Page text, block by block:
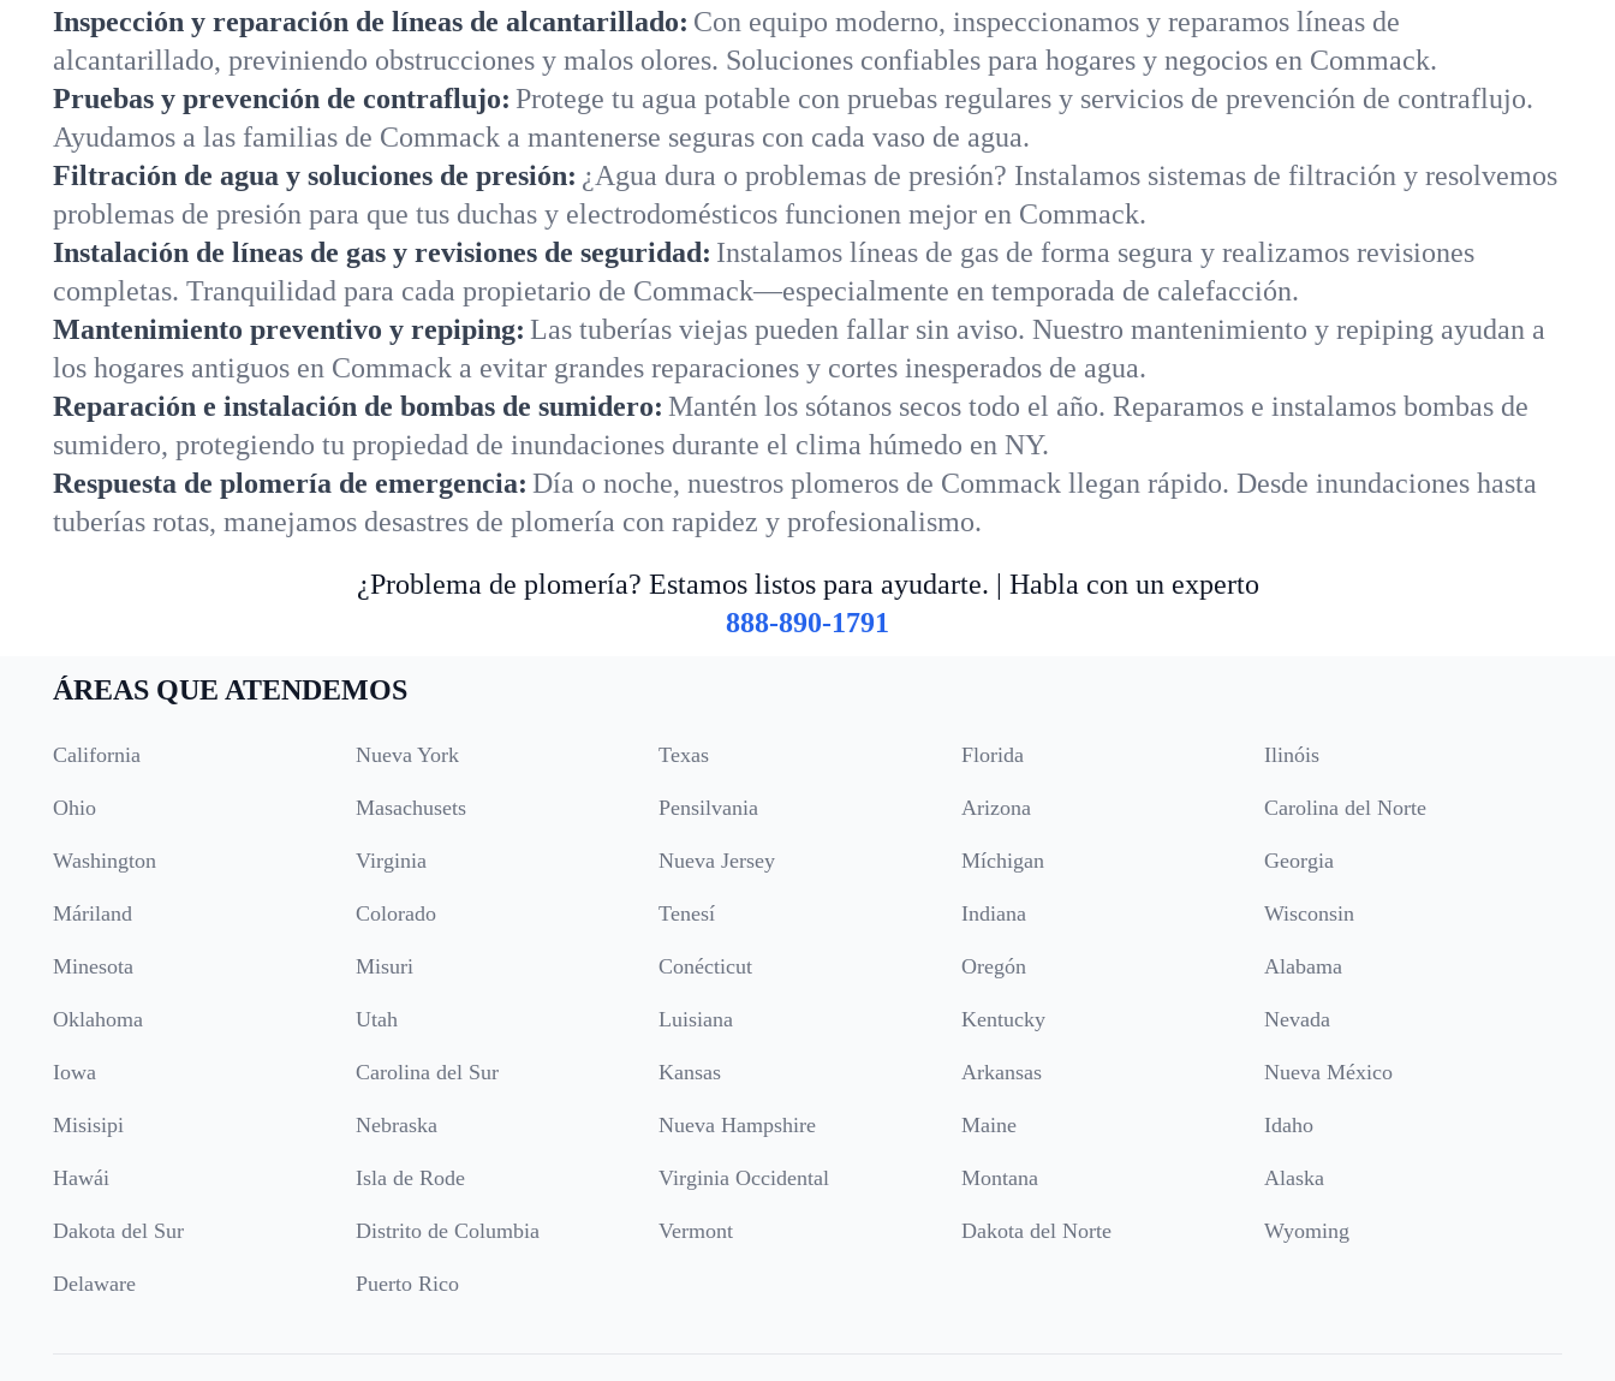
Inspección y reparación de líneas de alcantarillado: Con equipo moderno, inspeccionamos y reparamos líneas de
alcantarillado, previniendo obstrucciones y malos olores. Soluciones confiables para hogares y negocios en Commack.
Pruebas y prevención de contraflujo: Protege tu agua potable con pruebas regulares y servicios de prevención de contraflujo.
Ayudamos a las familias de Commack a mantenerse seguras con cada vaso de agua.
Filtración de agua y soluciones de presión: ¿Agua dura o problemas de presión? Instalamos sistemas de filtración y resolvemos
problemas de presión para que tus duchas y electrodomésticos funcionen mejor en Commack.
Instalación de líneas de gas y revisiones de seguridad: Instalamos líneas de gas de forma segura y realizamos revisiones
completas. Tranquilidad para cada propietario de Commack—especialmente en temporada de calefacción.
Mantenimiento preventivo y repiping: Las tuberías viejas pueden fallar sin aviso. Nuestro mantenimiento y repiping ayudan a
los hogares antiguos en Commack a evitar grandes reparaciones y cortes inesperados de agua.
Reparación e instalación de bombas de sumidero: Mantén los sótanos secos todo el año. Reparamos e instalamos bombas de
sumidero, protegiendo tu propiedad de inundaciones durante el clima húmedo en NY.
Respuesta de plomería de emergencia: Día o noche, nuestros plomeros de Commack llegan rápido. Desde inundaciones hasta
tuberías rotas, manejamos desastres de plomería con rapidez y profesionalismo.
¿Problema de plomería? Estamos listos para ayudarte. | Habla con un experto
888-890-1791
ÁREAS QUE ATENDEMOS
California Nueva York Texas Florida Ilinóis
Ohio Masachusets Pensilvania Arizona Carolina del Norte
Washington Virginia Nueva Jersey Míchigan Georgia
Máriland Colorado Tenesí Indiana Wisconsin
Minesota Misuri Conécticut Oregón Alabama
Oklahoma Utah Luisiana Kentucky Nevada
Iowa Carolina del Sur Kansas Arkansas Nueva México
Misisipi Nebraska Nueva Hampshire Maine Idaho
Hawái Isla de Rode Virginia Occidental Montana Alaska
Dakota del Sur Distrito de Columbia Vermont Dakota del Norte Wyoming
Delaware Puerto Rico